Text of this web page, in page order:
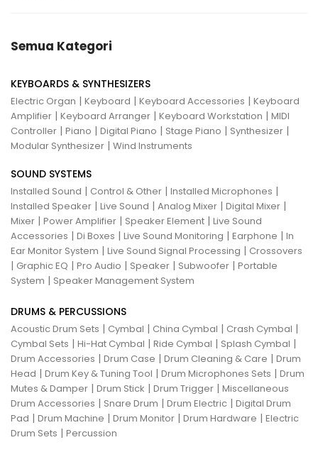
Semua Kategori
KEYBOARDS & SYNTHESIZERS
Electric Organ | Keyboard | Keyboard Accessories | Keyboard
Amplifier | Keyboard Arranger | Keyboard Workstation | MIDI
Controller | Piano | Digital Piano | Stage Piano | Synthesizer |
Modular Synthesizer | Wind Instruments
SOUND SYSTEMS
Installed Sound | Control & Other | Installed Microphones |
Installed Speaker | Live Sound | Analog Mixer | Digital Mixer |
Mixer | Power Amplifier | Speaker Element | Live Sound
Accessories | Di Boxes | Live Sound Monitoring | Earphone | In
Ear Monitor System | Live Sound Signal Processing | Crossovers
| Graphic EQ | Pro Audio | Speaker | Subwoofer | Portable
System | Speaker Management System
DRUMS & PERCUSSIONS
Acoustic Drum Sets | Cymbal | China Cymbal | Crash Cymbal |
Cymbal Sets | Hi-Hat Cymbal | Ride Cymbal | Splash Cymbal |
Drum Accessories | Drum Case | Drum Cleaning & Care | Drum
Head | Drum Key & Tuning Tool | Drum Microphones Sets | Drum
Mutes & Damper | Drum Stick | Drum Trigger | Miscellaneous
Drum Accessories | Snare Drum | Drum Electric | Digital Drum
Pad | Drum Machine | Drum Monitor | Drum Hardware | Electric
Drum Sets | Percussion